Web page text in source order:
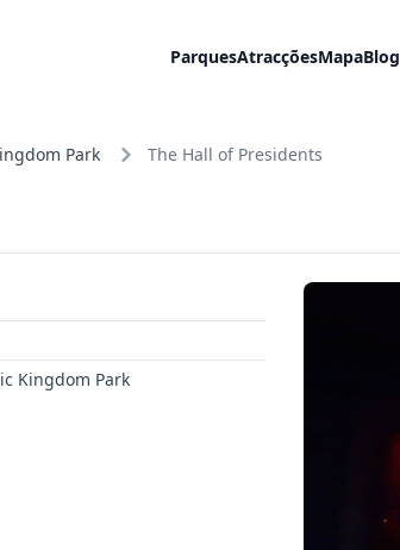
ParquesAtracçõesMapaBlog
Park The Hall of Presidents
Kingdom Park